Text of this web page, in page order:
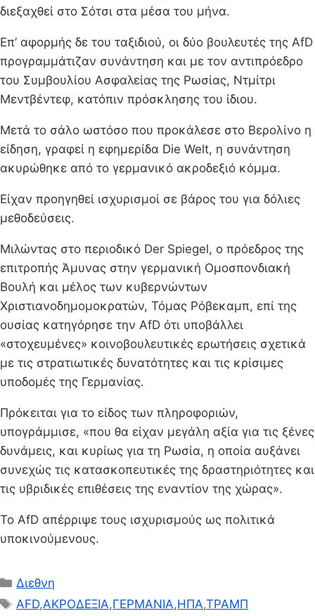
διεξαχθεί στο Σότσι στα μέσα του μήνα.
Επ’ αφορμής δε του ταξιδιού, οι δύο βουλευτές της AfD
προγραμμάτιζαν συνάντηση και με τον αντιπρόεδρο
του Συμβουλίου Ασφαλείας της Ρωσίας, Ντμίτρι
Μεντβέντεφ, κατόπιν πρόσκλησης του ίδιου.
Μετά το σάλο ωστόσο που προκάλεσε στο Βερολίνο η
είδηση, γραφεί η εφημερίδα Die Welt, η συνάντηση
ακυρώθηκε από το γερμανικό ακροδεξιό κόμμα.
Είχαν προηγηθεί ισχυρισμοί σε βάρος του για δόλιες
μεθοδεύσεις.
Μιλώντας στο περιοδικό Der Spiegel, ο πρόεδρος της
επιτροπής Άμυνας στην γερμανική Ομοσπονδιακή
Βουλή και μέλος των κυβερνώντων
Χριστιανοδημομοκρατών, Τόμας Ρόβεκαμπ, επί της
ουσίας κατηγόρησε την AfD ότι υποβάλλει
«στοχευμένες» κοινοβουλευτικές ερωτήσεις σχετικά
με τις στρατιωτικές δυνατότητες και τις κρίσιμες
υποδομές της Γερμανίας.
Πρόκειται για το είδος των πληροφοριών,
υπογράμμισε, «που θα είχαν μεγάλη αξία για τις ξένες
δυνάμεις, και κυρίως για τη Ρωσία, η οποία αυξάνει
συνεχώς τις κατασκοπευτικές της δραστηριότητες και
τις υβριδικές επιθέσεις της εναντίον της χώρας».
Το AfD απέρριψε τους ισχυρισμούς ως πολιτικά
υποκινούμενους.
Κατηγορίες
Διεθνη
Ετικέτες
AFD,ΑΚΡΟΔΕΞΙΑ,ΓΕΡΜΑΝΙΑ,ΗΠΑ,ΤΡΑΜΠ